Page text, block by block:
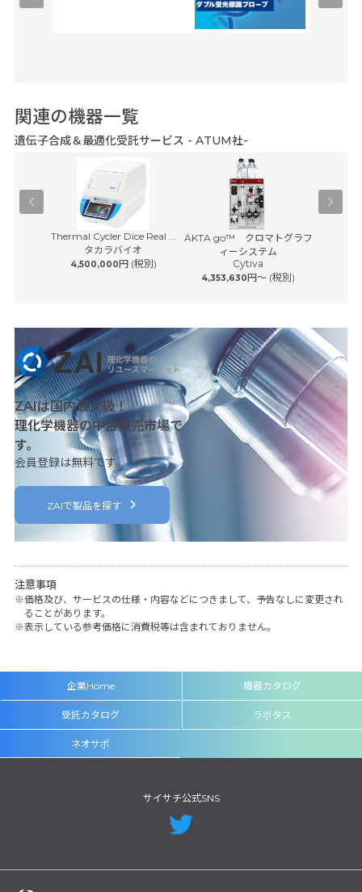
関連の機器一覧
遺伝子合成＆最適化受託サービス - ATUM社-
Thermal Cycler Dice Real ...
タカラバイオ
4,500,000円 (税別)
ÄKTA go™ クロマトグラフ
ィーシステム
Cytiva
4,353,630円〜 (税別)
ZAIは国内最大級！
理化学機器の中古販売市場で
す。
会員登録は無料です。
ZAIで製品を探す
注意事項
価格及び、サービスの仕様・内容などにつきまして、予告なしに変更され
ることがあります。
表示している参考価格に消費税等は含まれておりません。
企業Home 機器カタログ
受託カタログ ラボタス
ネオサポ
サイサチ公式SNS